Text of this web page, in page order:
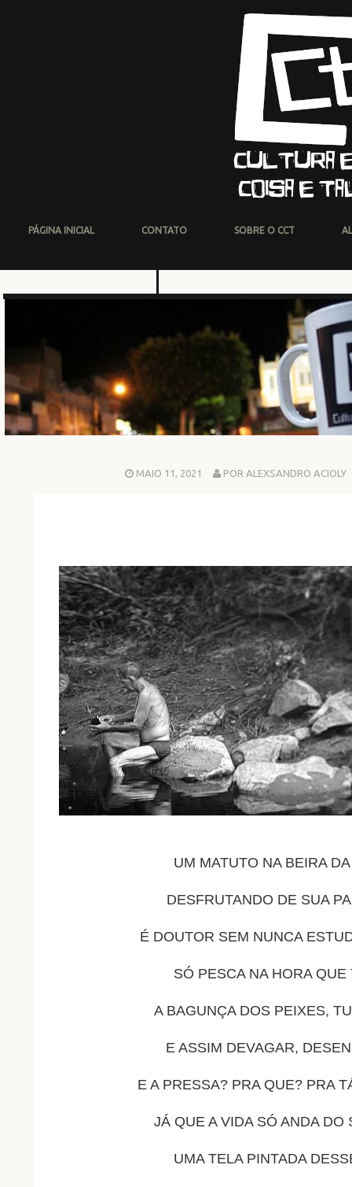
PÁGINA INICIAL CONTATO SOBRE O CCT
MAIO 11, 2021 POR ALEXSANDRO ACIOLY
UM MATUTO NA BEIRA
DESFRUTANDO DE SUA
É DOUTOR SEM NUNCA
SÓ PESCA NA HORA QUE
A BAGUNÇA DOS PEIXES,
E ASSIM DEVAGAR,
E A PRESSA? PRA QUE? PRA
JÁ QUE A VIDA SÓ ANDA DO
UMA TELA PINTADA